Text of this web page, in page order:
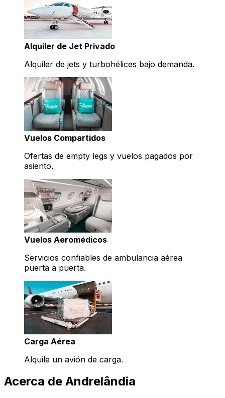
Alquiler de Jet Privado
Alquiler de jets y turbohélices bajo demanda.
Vuelos Compartidos
Ofertas de empty legs y vuelos pagados por
asiento.
Vuelos Aeromédicos
Servicios confiables de ambulancia aérea
puerta a puerta.
Carga Aérea
Alquile un avión de carga.
Acerca de Andrelândia